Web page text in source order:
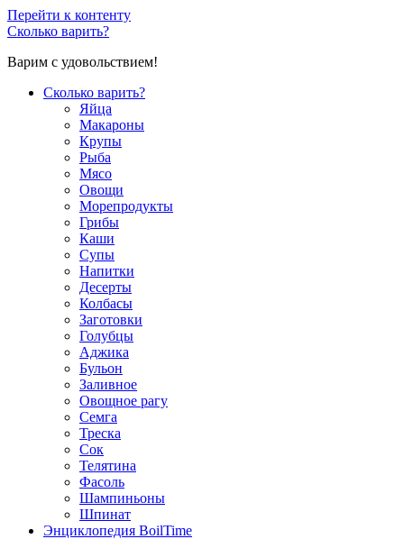
Перейти к контенту
Сколько варить?
Варим с удовольствием!
Сколько варить?
Яйца
Макароны
Крупы
Рыба
Мясо
Овощи
Морепродукты
Грибы
Каши
Супы
Напитки
Десерты
Колбасы
Заготовки
Голубцы
Аджика
Бульон
Заливное
Овощное рагу
Семга
Треска
Сок
Телятина
Фасоль
Шампиньоны
Шпинат
Энциклопедия BoilTime